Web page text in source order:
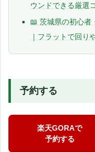
ウンドできる厳選
📖 茨城県の初心者
｜フラットで回り
予約する
楽天GORAで
予約する